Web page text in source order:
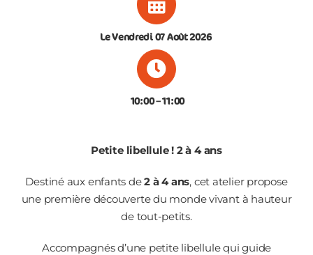
Le Vendredi 07 Août 2026
10:00– 11:00
Petite libellule ! 2 à 4 ans
Destiné aux enfants de2 à 4 ans, cet atelier propose
une première découverte du monde vivant à hauteur
de tout-petits.
Accompagnés d’une petite libellule qui guide